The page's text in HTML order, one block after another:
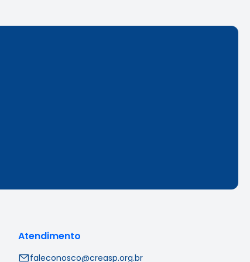
Atendimento
faleconosco@creasp.org.br